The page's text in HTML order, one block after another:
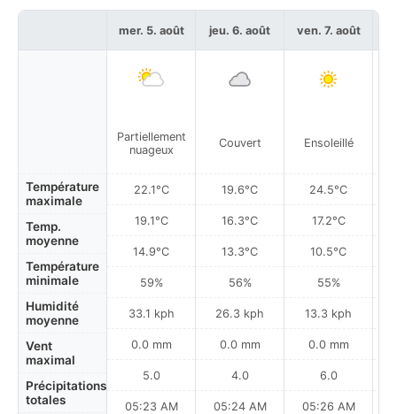
Température
maximale
Temp.
moyenne
Température
minimale
Humidité
moyenne
Vent
maximal
Précipitations
totales
mer. 5. août
Partiellement
nuageux
22.1°C
19.1°C
14.9°C
59%
33.1 kph
0.0 mm
5.0
05:23 AM
jeu. 6. août
Couvert
19.6°C
16.3°C
13.3°C
56%
26.3 kph
0.0 mm
4.0
05:24 AM
ven. 7. août
Ensoleillé
24.5°C
17.2°C
10.5°C
55%
13.3 kph
0.0 mm
6.0
05:26 AM